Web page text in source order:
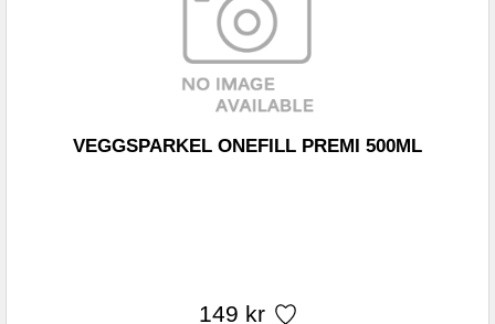
VEGGSPARKEL ONEFILL PREMI 500ML
149 kr